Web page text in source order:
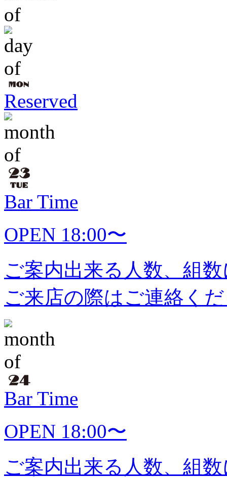
Reserved
Bar Time
OPEN 18:00〜
ご案内出来る人数、組
ご来店の際はご連絡く
Bar Time
OPEN 18:00〜
ご案内出来る人数、組